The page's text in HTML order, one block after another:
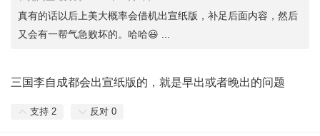
真有的话以后上美大概率会借机出宣纸版，补足后面内容，然后
又会有一帮气急败坏的。哈哈😃 ...
三国李自成都会出宣纸版的，就是早出或者晚出的问题
支持 2 反对 0